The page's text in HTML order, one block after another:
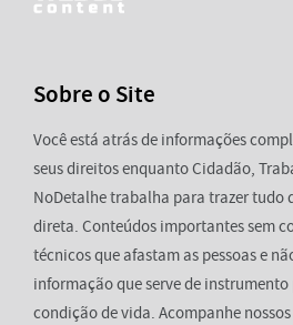
Sobre o Site
Você está atrás de informações
seus direitos enquanto Cidadão,
NoDetalhe trabalha para trazer tudo
direta. Conteúdos importantes sem
técnicos que afastam as pessoas e
informação que serve de
condição de vida. Acompanhe